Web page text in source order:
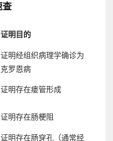
查
证明目的
证明经组织病理学确诊为
克罗恩病
证明存在瘘管形成
证明存在肠梗阻
证明存在肠穿孔（通常经